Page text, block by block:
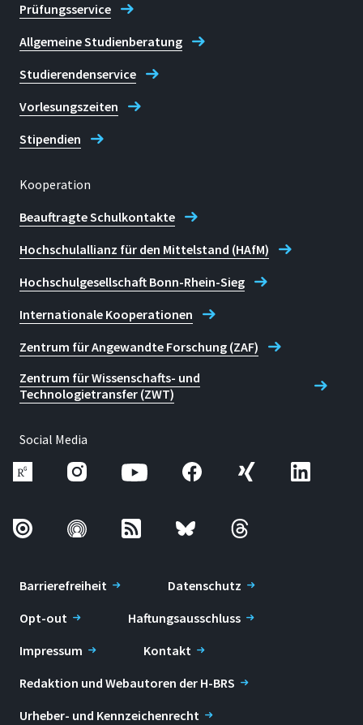
Prüfungsservice
Allgemeine Studienberatung
Studierendenservice
Vorlesungszeiten
Stipendien
Kooperation
Beauftragte Schulkontakte
Hochschulallianz für den Mittelstand (HAfM)
Hochschulgesellschaft Bonn-Rhein-Sieg
Internationale Kooperationen
Zentrum für Angewandte Forschung (ZAF)
Zentrum für Wissenschafts- und
Technologietransfer (ZWT)
Social Media
Barrierefreiheit
Datenschutz
Opt-out
Haftungsausschluss
Impressum
Kontakt
Redaktion und Webautoren der H-BRS
Urheber- und Kennzeichenrecht